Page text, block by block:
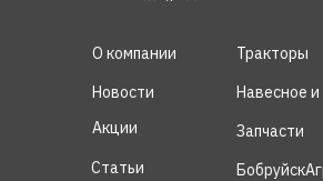
Акции
Статьи
Новости
Запчасти
Навесное
Тракторы
О компании